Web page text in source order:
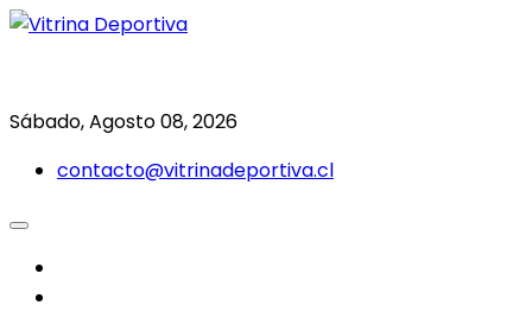
Saltar
Sábado, Agosto 08, 2026
contacto@vitrinadeportiva.cl